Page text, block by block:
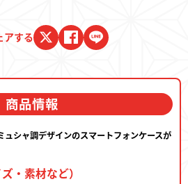
アする
商品情報
シャ調デザインのスマートフォンケースが
・素材など）